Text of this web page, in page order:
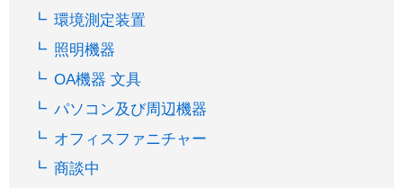
環境測定装置
照明機器
OA機器 文具
パソコン及び周辺機器
オフィスファニチャー
商談中